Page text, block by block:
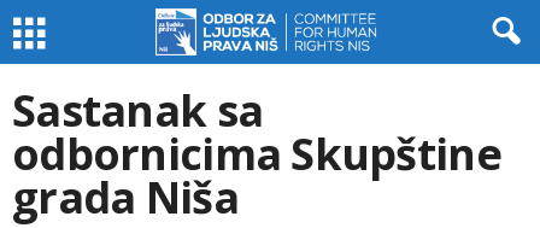
Sastanak sa
odbornicima Skupštine
grada Niša